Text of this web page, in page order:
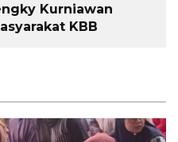
Kurniawan
KBB